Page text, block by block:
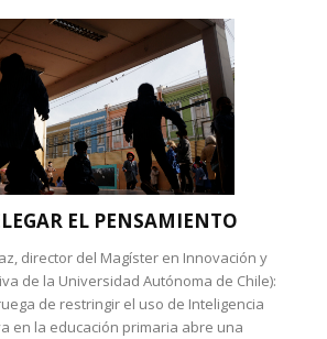
EL PENSAMIENTO
director del Magíster en Innovación y
de la Universidad Autónoma de Chile):
de restringir el uso de Inteligencia
en la educación primaria abre una